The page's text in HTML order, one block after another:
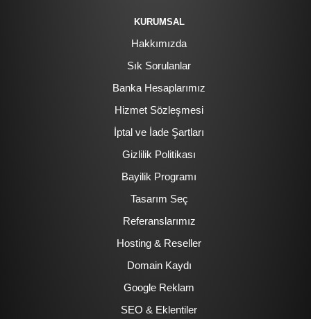
KURUMSAL
Hakkımızda
Sık Sorulanlar
Banka Hesaplarımız
Hizmet Sözleşmesi
İptal ve İade Şartları
Gizlilik Politikası
Bayilik Programı
Tasarım Seç
Referanslarımız
Hosting & Reseller
Domain Kaydı
Google Reklam
SEO & Eklentiler